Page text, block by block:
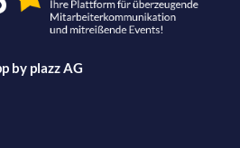
by plazz AG